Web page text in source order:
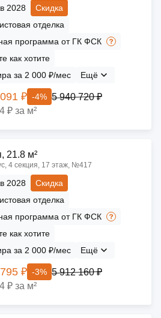
2028
Скидка
отделка
программа от ГК ФСК
как хотите
за 2 000 ₽/мес
Ещё
₽ -4% 5 940 720 ₽
₽ за м²
21.8 м²
4 секция, 17 этаж, №417
2028
Скидка
отделка
программа от ГК ФСК
как хотите
за 2 000 ₽/мес
Ещё
₽ -3% 5 912 160 ₽
₽ за м²